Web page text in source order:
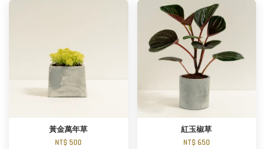
黃金萬年草
NT$ 500
紅玉椒草
NT$ 650